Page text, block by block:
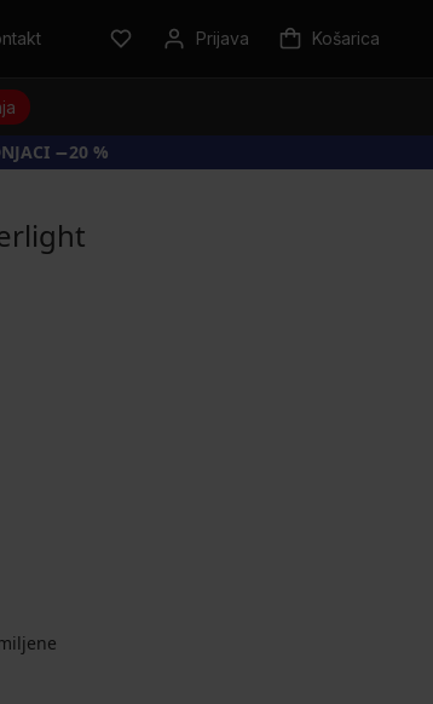
Prijava Košarica
−20 %